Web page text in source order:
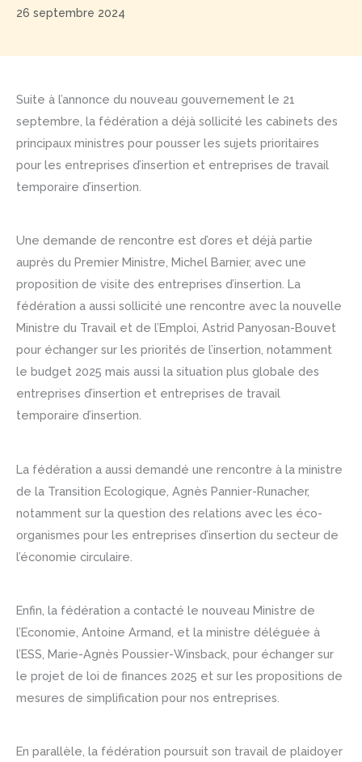
26 septembre 2024
Suite à l’annonce du nouveau gouvernement le 21
septembre, la fédération a déjà sollicité les cabinets des
principaux ministres pour pousser les sujets prioritaires
pour les entreprises d’insertion et entreprises de travail
temporaire d’insertion.
Une demande de rencontre est d’ores et déjà partie
auprès du Premier Ministre, Michel Barnier, avec une
proposition de visite des entreprises d’insertion. La
fédération a aussi sollicité une rencontre avec la nouvelle
Ministre du Travail et de l’Emploi, Astrid Panyosan-Bouvet
pour échanger sur les priorités de l’insertion, notamment
le budget 2025 mais aussi la situation plus globale des
entreprises d’insertion et entreprises de travail
temporaire d’insertion.
La fédération a aussi demandé une rencontre à la ministre
de la Transition Ecologique, Agnès Pannier-Runacher,
notamment sur la question des relations avec les éco-
organismes pour les entreprises d’insertion du secteur de
l’économie circulaire.
Enfin, la fédération a contacté le nouveau Ministre de
l’Economie, Antoine Armand, et la ministre déléguée à
l’ESS, Marie-Agnès Poussier-Winsback, pour échanger sur
le projet de loi de finances 2025 et sur les propositions de
mesures de simplification pour nos entreprises.
En parallèle, la fédération poursuit son travail de plaidoyer